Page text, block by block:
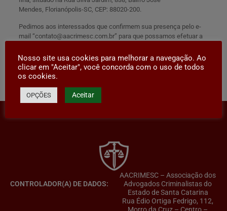
Mendes, Florianópolis-SC, CEP: 88020-200.
Pedimos aos interessados que confirmem sua presença pelo e-
mail “contato@aacrimesc.com.br” para que possamos efetuar a
Compartilhar
CONTROLADOR(A) DE DADOS:
AACRIMESC – Associação dos
Advogados Criminalistas do
Estado de Santa Catarina
Rua Édio Ortiga Fedrigo, 112,
Nosso site usa cookies para melhorar a navegação. Ao
clicar em "Aceitar", você concorda com o uso de todos
os cookies.
OPÇÕES Aceitar